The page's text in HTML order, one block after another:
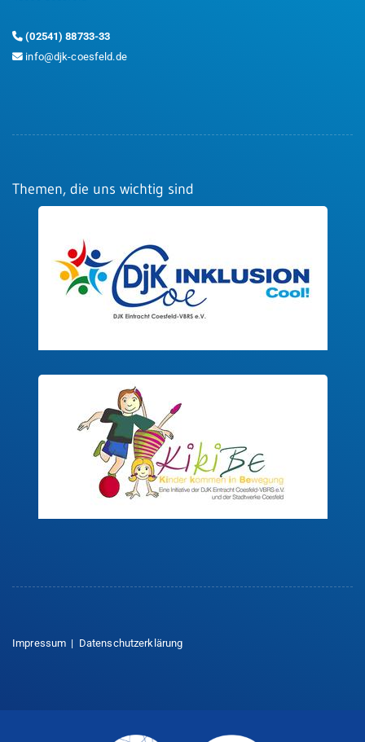
(02541) 88733-33
info@djk-coesfeld.de
Themen, die uns wichtig sind
Impressum | Datenschutzerklärung